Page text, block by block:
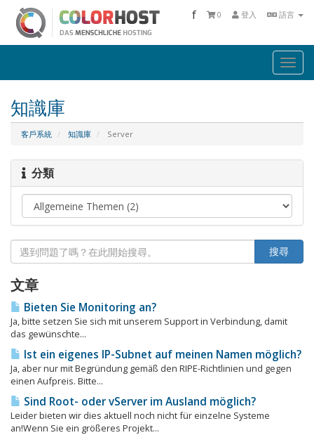
f 語言
登入
0
知識庫
客戶系統 知識庫 Server
分類
文章
Bieten Sie Monitoring an?
Ja, bitte setzen Sie sich mit unserem Support in Verbindung, damit
das gewünschte...
Ist ein eigenes IP-Subnet auf meinen Namen möglich?
Ja, aber nur mit Begründung gemäß den RIPE-Richtlinien und gegen
einen Aufpreis. Bitte...
Sind Root- oder vServer im Ausland möglich?
Leider bieten wir dies aktuell noch nicht für einzelne Systeme
an!Wenn Sie ein größeres Projekt...